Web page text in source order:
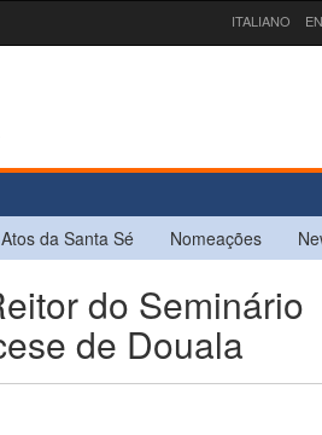
ITALIANO
Atos da Santa Sé Nomeações
do Seminário
de Douala